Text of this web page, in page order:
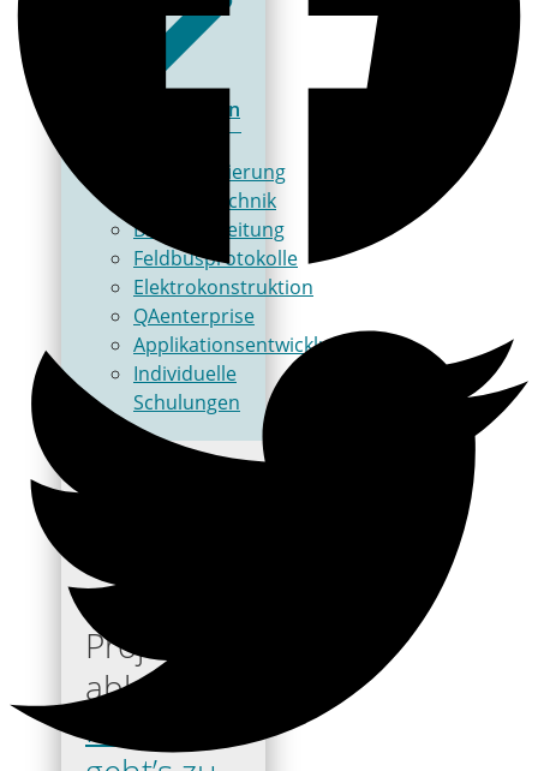
Schulungen
Automatisierung
Antriebstechnik
Bildverarbeitung
Feldbusprotokolle
Elektrokonstruktion
QAenterprise
Applikationsentwicklung
Individuelle
Schulungen
unsere
Projekte
ablaufen?
Hier